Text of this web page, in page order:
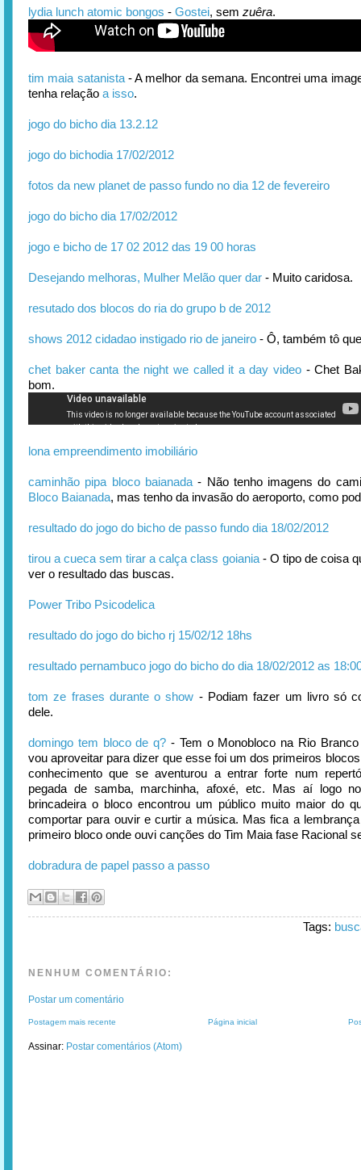
lydia lunch atomic bongos - Gostei, sem zuêra.
tim maia satanista- A melhor da semana. Encontrei uma
tenha relação a isso.
jogo do bicho dia 13.2.12
jogo do bichodia 17/02/2012
fotos da new planet de passo fundo no dia 12 de fevereiro
jogo do bicho dia 17/02/2012
jogo e bicho de 17 02 2012 das 19 00 horas
Desejando melhoras, Mulher Melão quer dar - Muito caridosa.
resutado dos blocos do ria do grupo b de 2012
shows 2012 cidadao instigado rio de janeiro - Ô, também tô
chet baker canta the night we called it a day video - Chet
bom.
lona empreendimento imobiliário
caminhão pipa bloco baianada- Não tenho imagens do
Bloco Baianada, mas tenho da invasão do aeroporto, como
resultado do jogo do bicho de passo fundo dia 18/02/2012
tirou a cueca sem tirar a calça class goiania- O tipo de coisa
ver o resultado das buscas.
Power Tribo Psicodelica
resultado do jogo do bicho rj 15/02/12 18hs
resultado pernambuco jogo do bicho do dia 18/02/2012 as
tom ze frases durante o show - Podiam fazer um livro só
dele.
domingo tem bloco de q? - Tem o Monobloco na Rio
vou aproveitar para dizer que esse foi um dos primeiros
conhecimento que se aventurou a entrar forte num
pegada de samba, marchinha, afoxé, etc. Mas aí logo
brincadeira o bloco encontrou um público muito maior do
comportar para ouvir e curtir a música. Mas fica a
primeiro bloco onde ouvi canções do Tim Maia fase Racional
dobradura de papel passo a passo
Tags:
NENHUM COMENTÁRIO:
Postar um comentário
Postagem mais recente Página inicial
Assinar: Postar comentários (Atom)